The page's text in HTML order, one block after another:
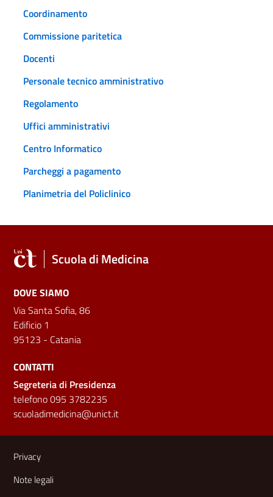
Coordinamento
Commissione paritetica
Docenti
Personale tecnico amministrativo
Regolamento
Uffici amministrativi
Centro Informatico
Parcheggi a pagamento
Planimetria del Policlinico
Scuola di Medicina
DOVE SIAMO
Via Santa Sofia, 86
Edificio 1
95123 - Catania
CONTATTI
Segreteria di Presidenza
telefono 095 3782235
scuoladimedicina@unict.it
Link e informazioni utili
Privacy
Note legali